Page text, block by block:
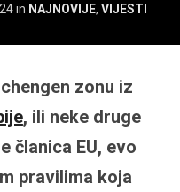
in NAJNOVIJE, VIJESTI
zonu iz
, ili neke druge
članica EU, evo
pravilima koja